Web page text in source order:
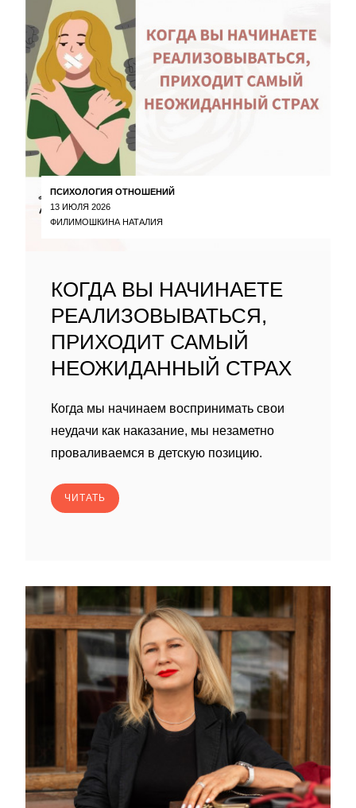
ПСИХОЛОГИЯ ОТНОШЕНИЙ
13 ИЮЛЯ 2026
ФИЛИМОШКИНА НАТАЛИЯ
КОГДА ВЫ НАЧИНАЕТЕ
РЕАЛИЗОВЫВАТЬСЯ,
ПРИХОДИТ САМЫЙ
НЕОЖИДАННЫЙ СТРАХ
Когда мы начинаем воспринимать свои
неудачи как наказание, мы незаметно
проваливаемся в детскую позицию.
ЧИТАТЬ